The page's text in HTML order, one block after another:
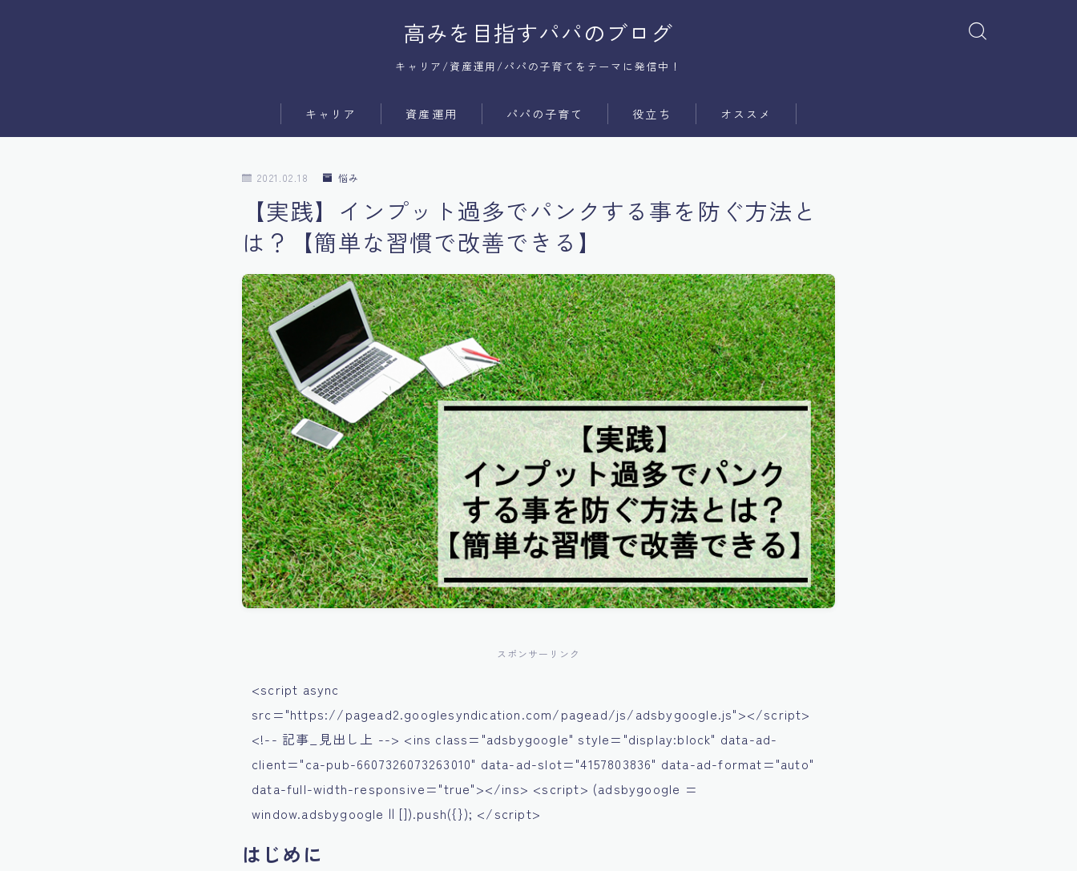
高みを目指すパパのブログ
キャリア/資産運用/パパの子育てをテーマに発信中！
キャリア
ブログ運営
資産運用 パパの子育て 役立ち
メンタル
オススメ
2021.02.18 悩み
【実践】インプット過多でパンクする事を防ぐ方法と
は？【簡単な習慣で改善できる】
スポンサーリンク
<script async
src="https://pagead2.googlesyndication.com/pagead/js/adsbygoogle.js"></script>
<!-- 記事_見出し上 --> <ins class="adsbygoogle" style="display:block" data-ad-
client="ca-pub-6607326073263010" data-ad-slot="4157803836" data-ad-format="auto"
data-full-width-responsive="true"></ins> <script> (adsbygoogle =
window.adsbygoogle || []).push({}); </script>
はじめに